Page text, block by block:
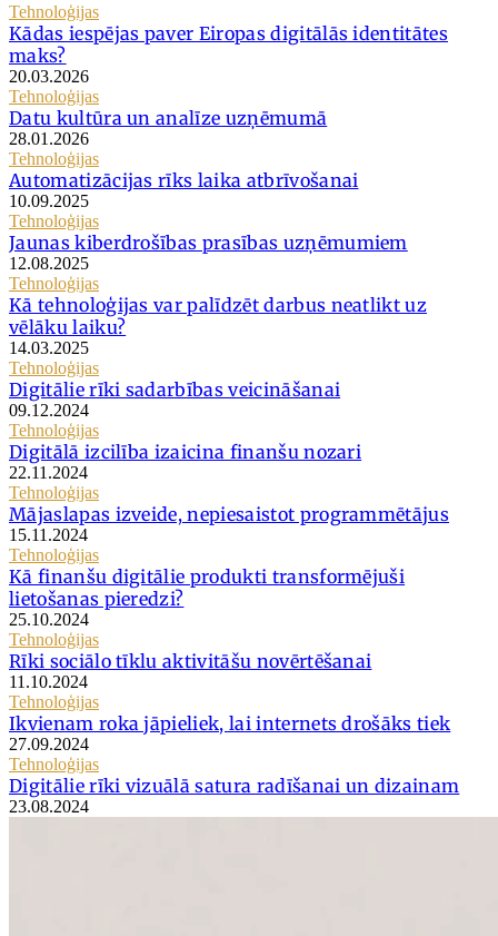
Tehnoloģijas
Kādas iespējas paver Eiropas digitālās identitātes
maks?
20.03.2026
Tehnoloģijas
Datu kultūra un analīze uzņēmumā
28.01.2026
Tehnoloģijas
Automatizācijas rīks laika atbrīvošanai
10.09.2025
Tehnoloģijas
Jaunas kiberdrošības prasības uzņēmumiem
12.08.2025
Tehnoloģijas
Kā tehnoloģijas var palīdzēt darbus neatlikt uz
vēlāku laiku?
14.03.2025
Tehnoloģijas
Digitālie rīki sadarbības veicināšanai
09.12.2024
Tehnoloģijas
Digitālā izcilība izaicina finanšu nozari
22.11.2024
Tehnoloģijas
Mājaslapas izveide, nepiesaistot programmētājus
15.11.2024
Tehnoloģijas
Kā finanšu digitālie produkti transformējuši
lietošanas pieredzi?
25.10.2024
Tehnoloģijas
Rīki sociālo tīklu aktivitāšu novērtēšanai
11.10.2024
Tehnoloģijas
Ikvienam roka jāpieliek, lai internets drošāks tiek
27.09.2024
Tehnoloģijas
Digitālie rīki vizuālā satura radīšanai un dizainam
23.08.2024